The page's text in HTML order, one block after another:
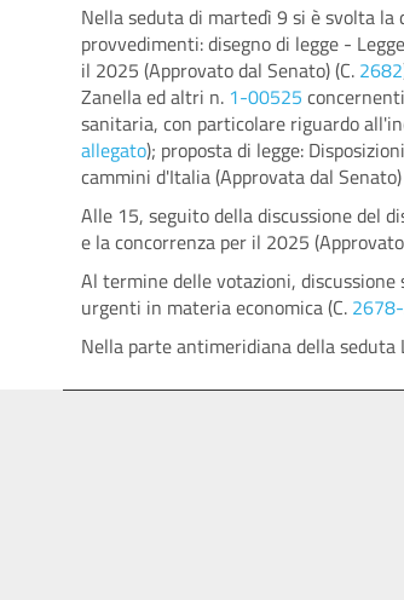
Nella seduta di martedì 9 si è svolta
provvedimenti: disegno di legge -
il 2025 (Approvato dal Senato) (C. 2682
Zanella ed altri n. 1-00525
sanitaria, con particolare riguardo
allegato); proposta di legge:
cammini d'Italia (Approvata dal Senato)
Alle 15, seguito della discussione del
e la concorrenza per il 2025
Al termine delle votazioni,
urgenti in materia economica (C.
Nella parte antimeridiana della seduta